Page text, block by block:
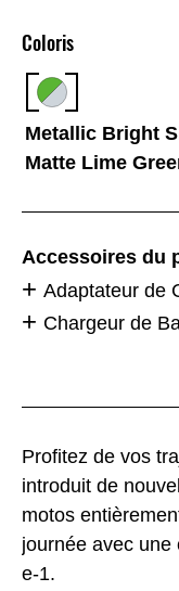
Profitez de vos
introduit de
motos
journée avec
e-1.
Coloris
Metallic Bright
Matte Lime
Accessoires du
Adaptateur de
Chargeur de